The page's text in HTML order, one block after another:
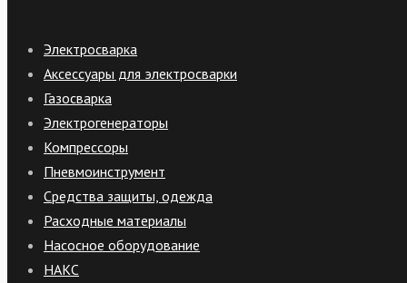
Электросварка
Аксессуары для электросварки
Газосварка
Электрогенераторы
Компрессоры
Пневмоинструмент
Средства защиты, одежда
Расходные материалы
Насосное оборудование
НАКС